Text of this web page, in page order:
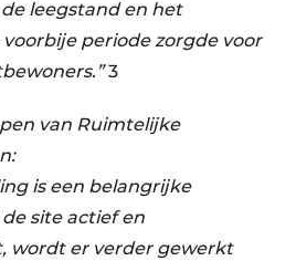
leegstand en het
periode zorgde voor
3
van Ruimtelijke
is een belangrijke
site actief en
wordt er verder gewerkt